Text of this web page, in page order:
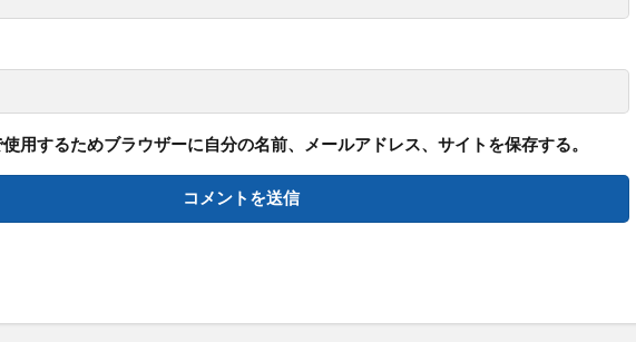
用するためブラウザーに自分の名前、メールアドレス、サイトを保存する。